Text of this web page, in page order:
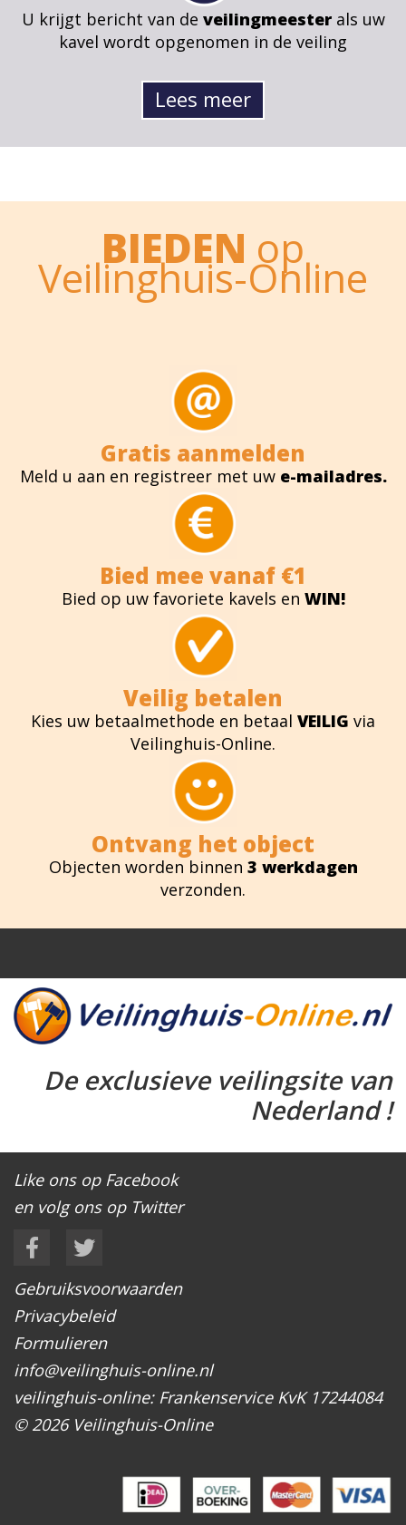
U krijgt bericht van de veilingmeesterals uw
kavel wordt opgenomen in de veiling
Lees meer
BIEDEN op
Veilinghuis-Online
Gratis aanmelden
Meld u aan en registreer met uw e-mailadres.
Bied mee vanaf €1
Bied op uw favoriete kavels en WIN!
Veilig betalen
Kies uw betaalmethode en betaal VEILIG via
Veilinghuis-Online.
Ontvang het object
Objecten worden binnen 3 werkdagen
verzonden.
De exclusieve veilingsite van
Nederland !
Like ons op Facebook
en volg ons op Twitter
Gebruiksvoorwaarden
Privacybeleid
Formulieren
info@veilinghuis-online.nl
veilinghuis-online: Frankenservice KvK 17244084
© 2026 Veilinghuis-Online